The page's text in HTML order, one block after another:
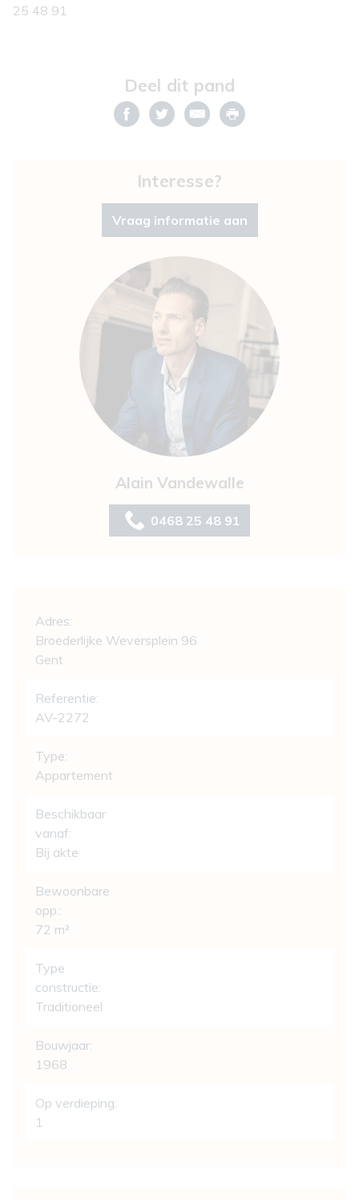
25 48 91
Deel dit pand
Interesse?
Vraag informatie aan
Alain Vandewalle
0468 25 48 91
Adres:
Broederlijke Weversplein 96
Gent
Referentie:
AV-2272
Type:
Appartement
Beschikbaar
vanaf:
Bij akte
Bewoonbare
opp.:
72 m²
Type
constructie:
Traditioneel
Bouwjaar:
1968
Op verdieping:
1